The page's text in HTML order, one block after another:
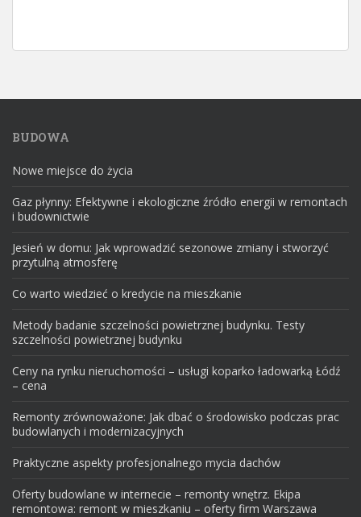
BUDOWA
Nowe miejsce do życia
Gaz płynny: Efektywne i ekologiczne źródło energii w remontach
i budownictwie
Jesień w domu: Jak wprowadzić sezonowe zmiany i stworzyć
przytulną atmosferę
Co warto wiedzieć o kredycie na mieszkanie
Metody badanie szczelności powietrznej budynku. Testy
szczelności powietrznej budynku
Ceny na rynku nieruchomości – usługi koparko ładowarką Łódź
– cena
Remonty zrównoważone: Jak dbać o środowisko podczas prac
budowlanych i modernizacyjnych
Praktyczne aspekty profesjonalnego mycia dachów
Oferty budowlane w internecie – remonty wnętrz. Ekipa
remontowa: remont w mieszkaniu – oferty firm Warszawa